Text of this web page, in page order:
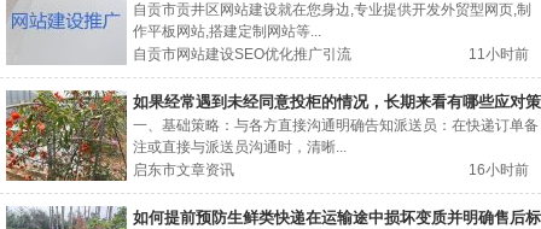
自贡市贡井区网站建设就在您身边,专业提供开发外贸型网页,制
作平板网站,搭建定制网站等...
自贡市网站建设SEO优化推广引流
11小时前
如果经常遇到未经同意投柜的情况，长期来看有哪些应对策
略？
一、基础策略：与各方直接沟通明确告知派送员：在快递订单备
注或直接与派送员沟通时，清晰...
启东市文章资讯
16小时前
如何提前预防生鲜类快递在运输途中损坏变质并明确售后标